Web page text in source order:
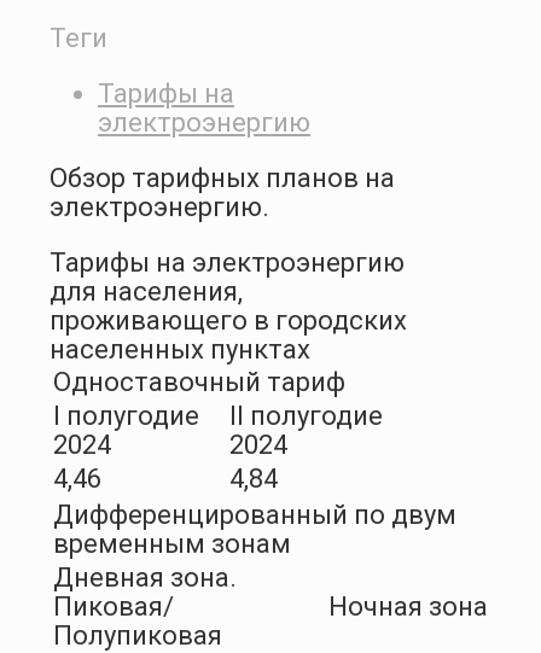
Теги
Тарифы на
электроэнергию
Обзор тарифных планов на
электроэнергию.
Тарифы на электроэнергию
для населения,
проживающего в городских
населенных пунктах
Одноставочный тариф
I полугодие
2024
II полугодие
2024
4,46
4,84
Дифференцированный по двум
временным зонам
Дневная зона.
Пиковая/
Полупиковая
Ночная зона